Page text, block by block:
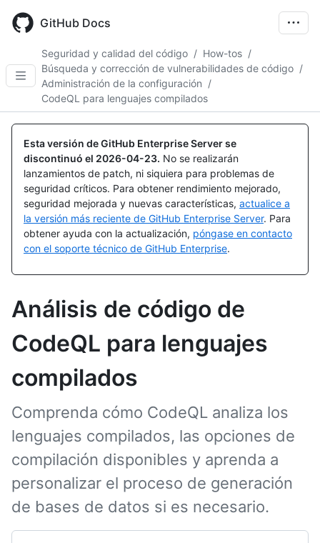
main
GitHub Docs
Seguridad y calidad del código / How-tos /
Búsqueda y corrección de vulnerabilidades de código /
Administración de la configuración /
CodeQL para lenguajes compilados
Esta versión de GitHub Enterprise Server se
discontinuó el 2026-04-23. No se realizarán
lanzamientos de patch, ni siquiera para problemas de
seguridad críticos. Para obtener rendimiento mejorado,
seguridad mejorada y nuevas características, actualice a
la versión más reciente de GitHub Enterprise Server. Para
obtener ayuda con la actualización, póngase en contacto
con el soporte técnico de GitHub Enterprise.
Análisis de código de
CodeQL para lenguajes
compilados
Comprenda cómo CodeQL analiza los
lenguajes compilados, las opciones de
compilación disponibles y aprenda a
personalizar el proceso de generación
de bases de datos si es necesario.